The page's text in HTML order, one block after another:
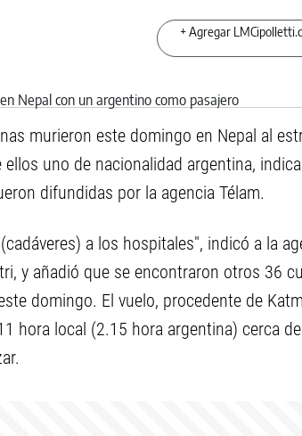
+ Agregar
murieron este domingo en Nepal al
ellos uno de nacionalidad argentina,
difundidas por la agencia Télam.
a los hospitales", indicó a la
y añadió que se encontraron otros 36
domingo. El vuelo, procedente de
hora local (2.15 hora argentina) cerca